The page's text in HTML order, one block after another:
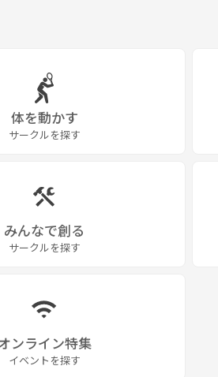
体を動かす
サークルを探す
みんなで創る
サークルを探す
ンライン特集
イベントを探す